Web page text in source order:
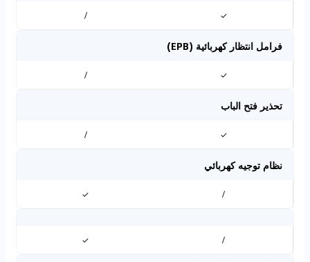
✓
/
فرامل انتظار كهربائية (EPB)
✓
/
تحذير فتح الباب
✓
/
نظام توجيه كهربائي
/
✓
/
✓